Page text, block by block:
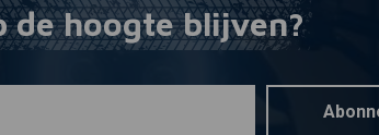
de hoogte blijven?